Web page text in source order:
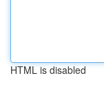
HTML is disabled